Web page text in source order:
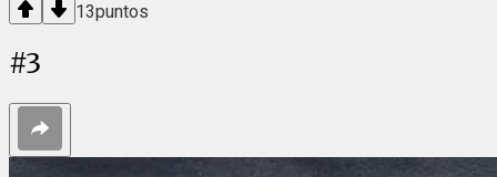
13puntos
#3